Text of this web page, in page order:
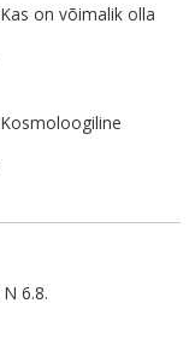
Kas on võimalik olla
Kosmoloogiline
N 6.8.